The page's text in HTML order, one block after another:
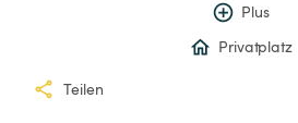
Plus
Privatplatz
Teilen